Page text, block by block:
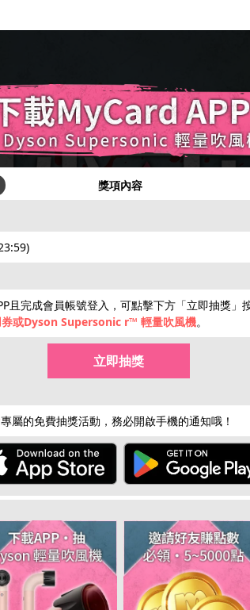
hot
點數補給
hot
回饋10% 限
獎項內容
且完成會員帳號登入，可點擊下方「立即抽獎」
或Dyson Supersonic r™ 輕量吹風機。
立即抽獎
專屬的免費抽獎活動，務必開啟手機的通知哦！